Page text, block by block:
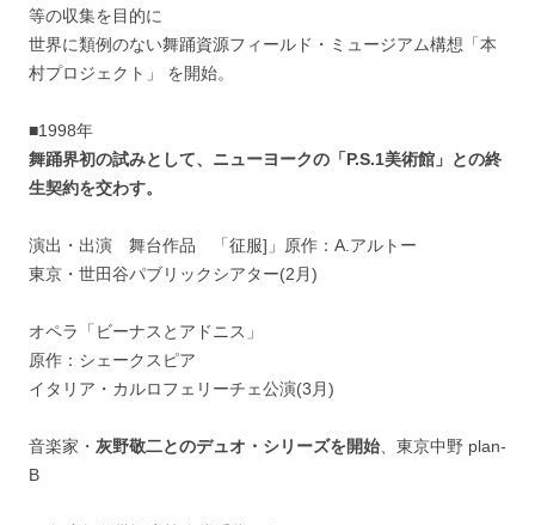
等の収集を目的に
世界に類例のない舞踊資源フィールド・ミュージアム構想「本
村プロジェクト」 を開始。
■1998年
舞踊界初の試みとして、ニューヨークの「P.S.1美術館」との終
生契約を交わす。
演出・出演 舞台作品 「征服]」原作：A.アルトー
東京・世田谷パブリックシアター(2月)
オペラ「ビーナスとアドニス」
原作：シェークスピア
イタリア・カルロフェリーチェ公演(3月)
音楽家・ 灰野敬二とのデュオ・シリーズを開始 、東京中野 plan-
B